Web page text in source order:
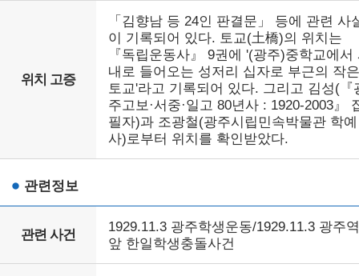
위치 고증
「김향남 등 24인 판결문」 등에 관련 사
이 기록되어 있다. 토교(土橋)의 위치는
『독립운동사』 9권에 '(광주)중학교에서
내로 들어오는 성저리 십자로 부근의 작은
토교'라고 기록되어 있다. 그리고 김성(『
주고보·서중·일고 80년사 : 1920-2003』
필자)과 조광철(광주시립민속박물관 학예
사)로부터 위치를 확인받았다.
관련정보
관련 사건
1929.11.3 광주학생운동/1929.11.3 광주역
앞 한일학생충돌사건